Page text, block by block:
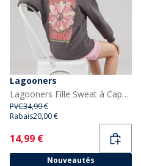
Lagooners
Lagooners Fille Sweat à Capuche Orge Charcoal
PVC34,99 €
Rabais20,00 €
Current
14,99 €
Nouveautés